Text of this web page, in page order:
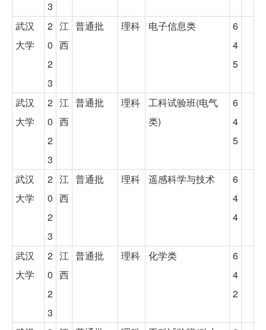
3
武汉
大学
2
0
2
3
江
西
普通批 理科 电子信息类
6
4
5
武汉
大学
2
0
2
3
江
西
普通批 理科
工科试验班(电气
类)
6
4
5
武汉
大学
2
0
2
3
江
西
普通批 理科 遥感科学与技术
6
4
4
武汉
大学
2
0
2
3
江
西
普通批 理科 化学类
6
4
2